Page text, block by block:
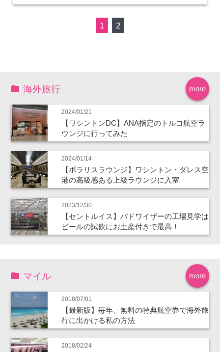
1 2
more
海外旅行
2024/01/21
【ワシントンDC】ANA指定のトルコ航空ラ
ウンジに行ってみた
2024/01/14
【ポラリスラウンジ】ワシントン・ダレス空
港の高級感ある上級ラウンジに入室
2023/12/30
【セントルイス】バドワイザーの工場見学は
ビールの試飲にお土産付きで最高！
more
マイル
2018/07/01
【最新版】毎年、無料の特典航空券で海外旅
行に出かける私の方法
2018/02/24